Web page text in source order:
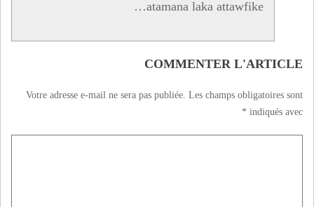
atamana laka attawfike…
COMMENTER L'ARTICLE
Votre adresse e-mail ne sera pas publiée. Les champs obligatoires sont
indiqués avec
*